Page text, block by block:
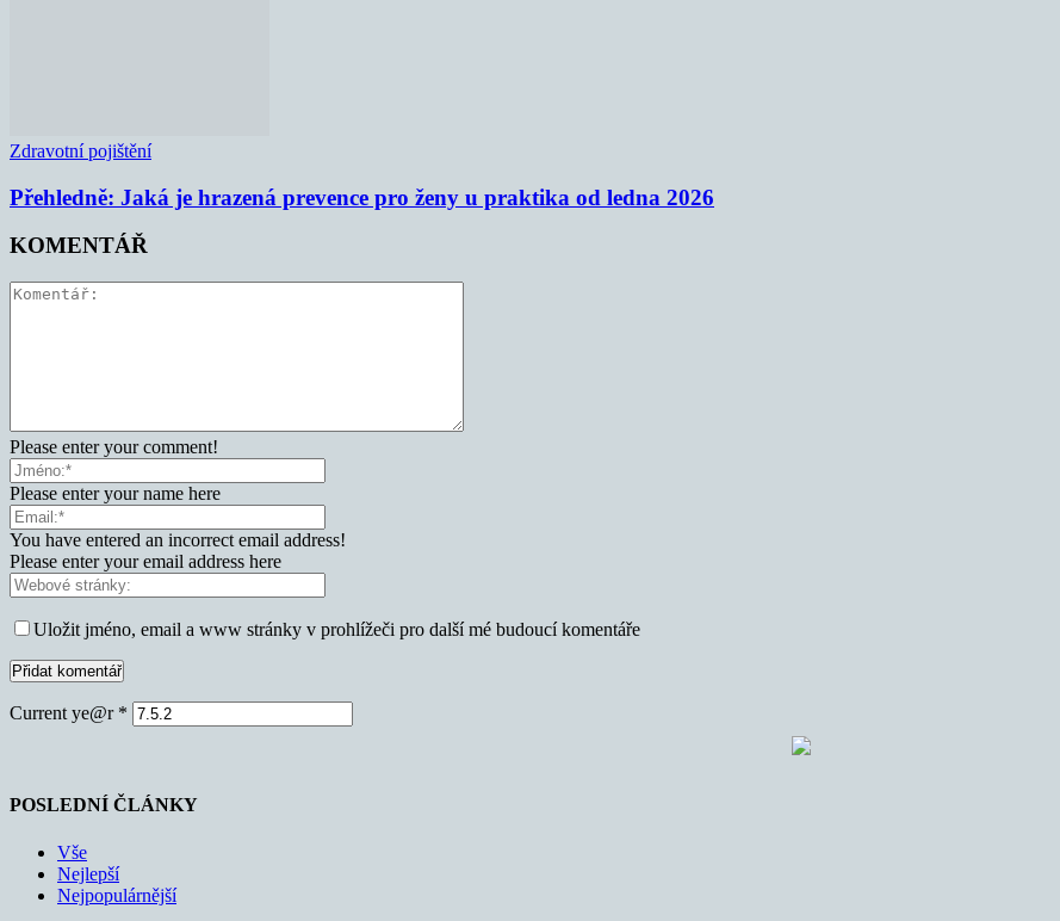
Zdravotní pojištění
Přehledně: Jaká je hrazená prevence pro ženy u praktika od ledna 2026
KOMENTÁŘ
Please enter your comment!
Please enter your name here
You have entered an incorrect email address!
Please enter your email address here
Uložit jméno, email a www stránky v prohlížeči pro další mé budoucí komentáře
Current ye@r *
POSLEDNÍ ČLÁNKY
Vše
Nejlepší
Nejpopulárnější